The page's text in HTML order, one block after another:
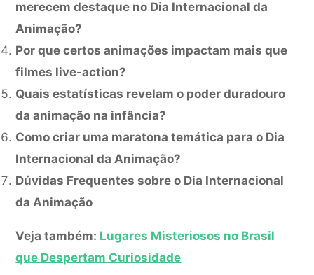
merecem destaque no Dia Internacional da
Animação?
Por que certos animações impactam mais que
filmes live-action?
Quais estatísticas revelam o poder duradouro
da animação na infância?
Como criar uma maratona temática para o Dia
Internacional da Animação?
Dúvidas Frequentes sobre o Dia Internacional
da Animação
Veja também: Lugares Misteriosos no Brasil
que Despertam Curiosidade